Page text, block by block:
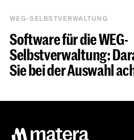
WEG-SELBSTVERWALTUNG
Software für die WEG-
Selbstverwaltung:
Sie bei der Auswahl